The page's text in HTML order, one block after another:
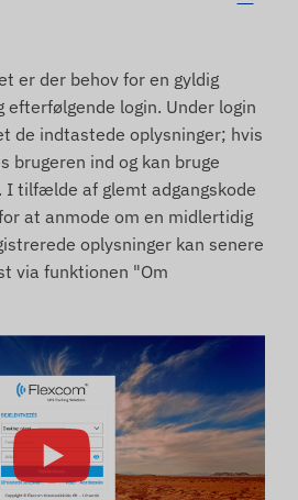
er der behov for en gyldig
efterfølgende login. Under login
de indtastede oplysninger; hvis
brugeren ind og kan bruge
tilfælde af glemt adgangskode
at anmode om en midlertidig
oplysninger kan senere
via funktionen "Om